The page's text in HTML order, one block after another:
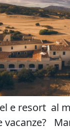
e resort al
vacanze?